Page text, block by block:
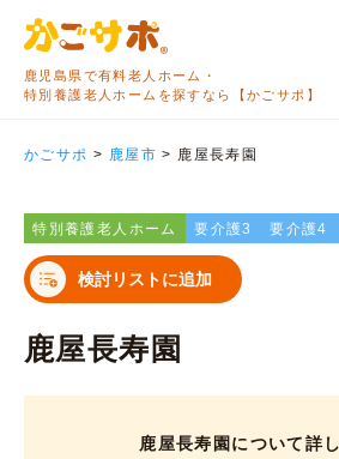
鹿児島県で有料老人ホーム・
特別養護老人ホームを探すなら【かごサポ】
かごサポ > 鹿屋市 > 鹿屋長寿園
特別養護老人ホーム 要介護3 要介護4
検討リストに追加
鹿屋長寿園
鹿屋長寿園について詳